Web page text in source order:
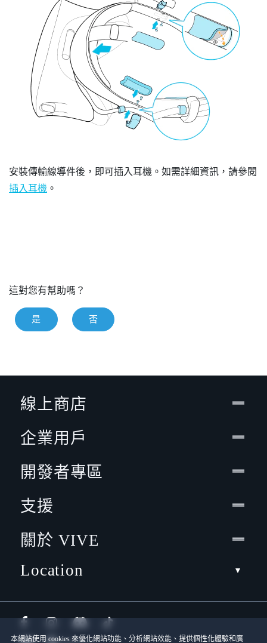
安裝傳輸線導件後，即可插入耳機。如需詳細資訊，請參閱
插入耳機 。
這對您有幫助嗎？
是 否
本網站使用 cookies 來優化網站功能、分析網站效能、提供個性化體驗和廣
線上商店
企業用戶
開發者專區
支援
關於 VIVE
Location